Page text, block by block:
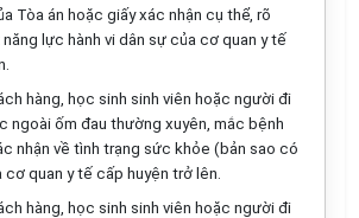
Tòa án hoặc giấy xác nhận cụ thể, rõ
lực hành vi dân sự của cơ quan y tế
hàng, học sinh sinh viên hoặc người đi
ngoài ốm đau thường xuyên, mắc bệnh
nhận về tình trạng sức khỏe (bản sao có
quan y tế cấp huyện trở lên.
hàng, học sinh sinh viên hoặc người đi